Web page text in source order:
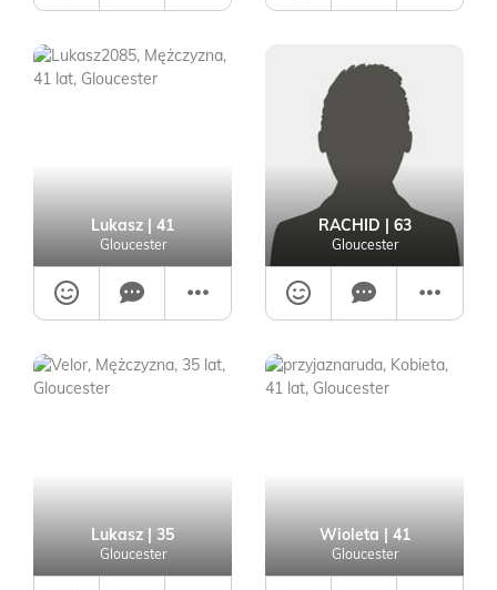
Lukasz | 41
Gloucester
RACHID | 63
Gloucester
Lukasz | 35
Gloucester
Wioleta | 41
Gloucester